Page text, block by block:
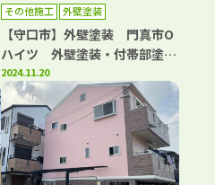
その他施工 外壁塗装
【守口市】外壁塗装 門真市O
ハイツ 外壁塗装・付帯部塗
装・シーリング工事・補修工
事・屋根カバー工法 アビリテ
ィペイント
2024.11.20